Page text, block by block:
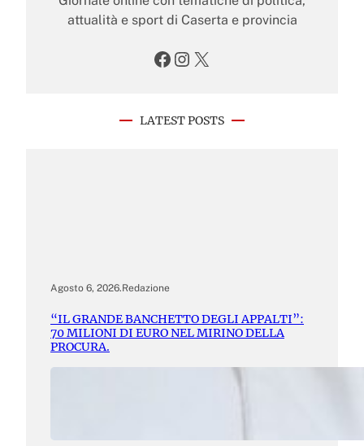
attualità e sport di Caserta e provincia
Facebook Instagram X
LATEST POSTS
Agosto 6, 2026.Redazione
“IL GRANDE BANCHETTO DEGLI APPALTI”:
70 MILIONI DI EURO NEL MIRINO DELLA
PROCURA.